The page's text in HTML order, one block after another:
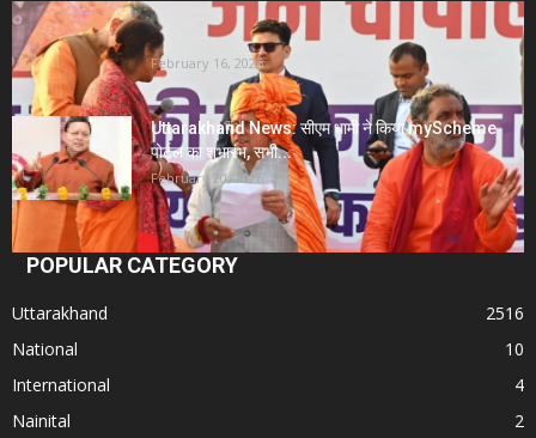
Uttarakhand News- सीएम धामी सख्त: जनता की समस्याओं
पर देरी बर्दाश्त...
February 16, 2026
Uttarakhand News: सीएम धामी ने किया myScheme
पोर्टल का शुभारंभ, सभी...
February 20, 2026
POPULAR CATEGORY
Uttarakhand
2516
National
10
International
4
Nainital
2